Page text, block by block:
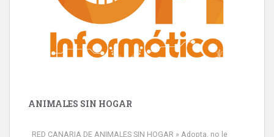
ANIMALES SIN HOGAR
RED CANARIA DE ANIMALES SIN HOGAR » Adopta, no le